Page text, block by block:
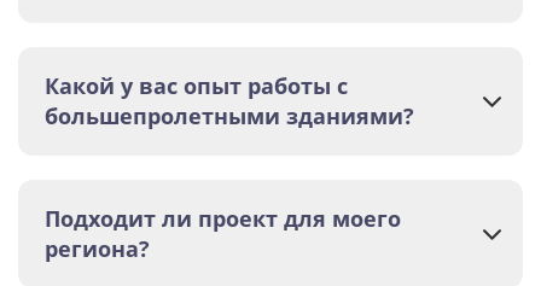
Какой у вас опыт работы с
большепролетными зданиями?
Подходит ли проект для моего
региона?